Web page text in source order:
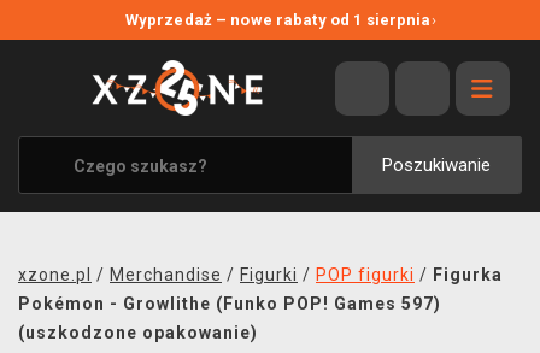
Wyprzedaż – nowe rabaty od 1 sierpnia›
Poszukiwanie
WYPRZEDAŻ
WSZYSTKIE MARKI
XZONE ORIGINALS
UBRANIA I AKCESORIA
SOUNDTRACKI
xzone.pl / Merchandise / Figurki / POP figurki / Figurka
Pokémon - Growlithe (Funko POP! Games 597)
(uszkodzone opakowanie)